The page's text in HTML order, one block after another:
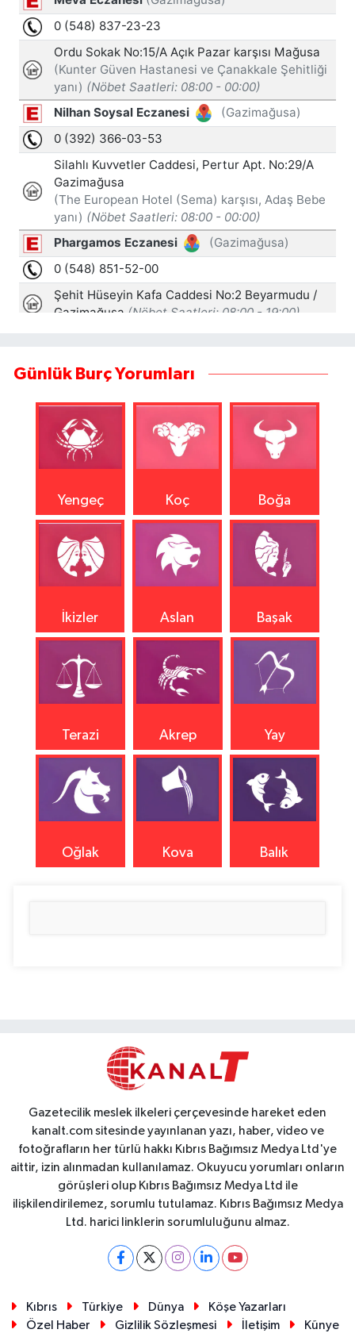
Günlük Burç Yorumları
Yengeç Koç Boğa
İkizler Aslan Başak
Terazi Akrep Yay
Oğlak Kova Balık
Gazetecilik meslek ilkeleri çerçevesinde hareket eden
kanalt.com sitesinde yayınlanan yazı, haber, video ve
fotoğrafların her türlü hakkı Kıbrıs Bağımsız Medya Ltd'ye
aittir, izin alınmadan kullanılamaz. Okuyucu yorumları onların
görüşleri olup Kıbrıs Bağımsız Medya Ltd ile
ilişkilendirilemez, sorumlu tutulamaz. Kıbrıs Bağımsız Medya
Ltd. harici linklerin sorumluluğunu almaz.
Kıbrıs Türkiye Dünya
Köşe Yazarları
Özel Haber
Gizlilik Sözleşmesi İletişim Künye